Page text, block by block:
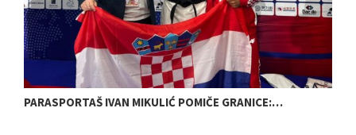
PARASPORTAŠ IVAN MIKULIĆ POMIČE GRANICE:…